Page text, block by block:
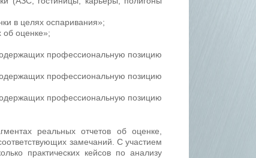
в целях оспаривания»;
об оценке»;
профессиональную позицию
профессиональную позицию
профессиональную позицию
реальных отчетов об оценке,
замечаний. С участием
практических кейсов по анализу